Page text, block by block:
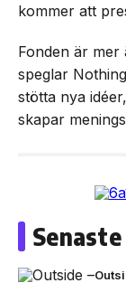
kommer att
Fonden är mer
speglar
stötta nya
skapar